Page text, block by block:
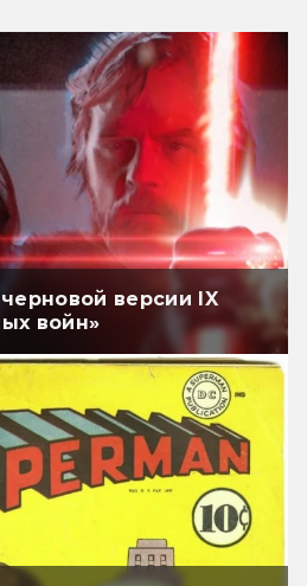
версии IX
войн»